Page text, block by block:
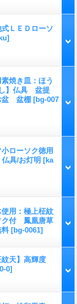
ＬＥＤローソ
]
焼き皿：ほう
】仏具 盆提
盆棚 [bg-007
ローソク徳用
具/お灯明 [ka
用：極上柾紋
ク付 鳳凰唐草
[bg-0061]
天】高輝度
0]